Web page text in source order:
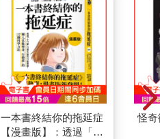
一本書終結你的拖延症
【漫畫版】：透過「小
怪